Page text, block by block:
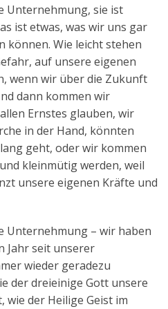
Unternehmung, sie ist
ist etwas, was wir uns gar
können. Wie leicht stehen
auf unsere eigenen
wenn wir über die Zukunft
dann kommen wir
Ernstes glauben, wir
in der Hand, könnten
geht, oder wir kommen
kleinmütig werden, weil
unsere eigenen Kräfte und
Unternehmung – wir haben
Jahr seit unserer
wieder geradezu
der dreieinige Gott unsere
der Heilige Geist im